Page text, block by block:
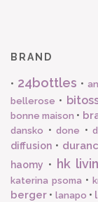
BRAND
• 24bottles •
bellerose •
bonne maison •
dansko • done •
diffusion •
haomy • hk
katerina psoma •
berger • lanapo •